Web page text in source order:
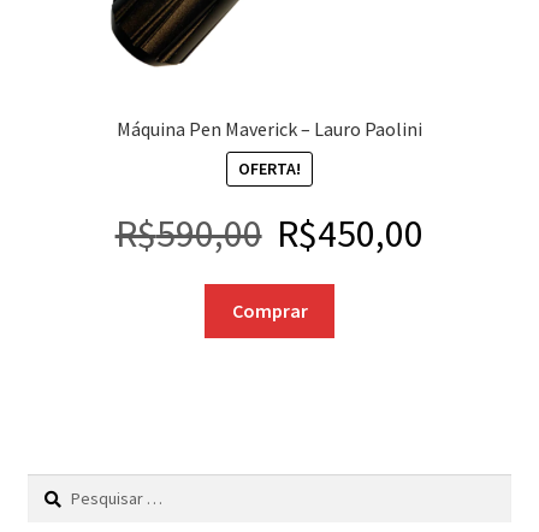
Máquina Pen Maverick – Lauro Paolini
OFERTA!
R$590,00 R$450,00
Comprar
Pesquisar